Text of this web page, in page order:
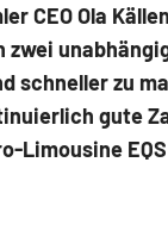
CEO Ola
schneller zu
gute
Limousine